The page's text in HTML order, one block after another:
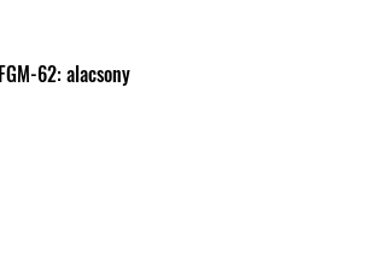
62: alacsony